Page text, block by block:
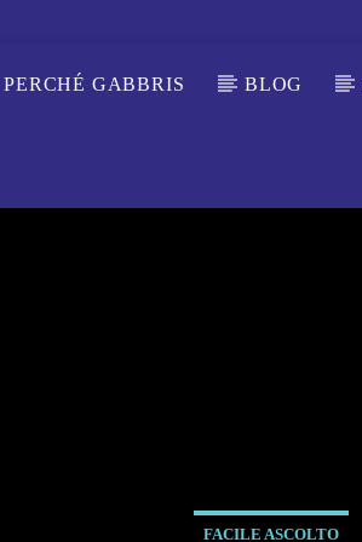
PERCHÉ GABBRIS BLOG
FACILE ASCOLTO